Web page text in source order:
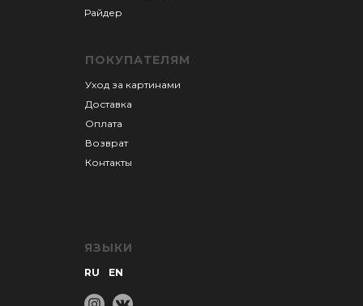
Райдер
ПОКУПАТЕЛЯМ
Уход за картинами
Доставка
Оплата
Возврат
Контакты
ЯЗЫКИ
RU EN